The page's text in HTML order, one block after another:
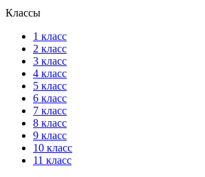
Классы
1 класс
2 класс
3 класс
4 класс
5 класс
6 класс
7 класс
8 класс
9 класс
10 класс
11 класс